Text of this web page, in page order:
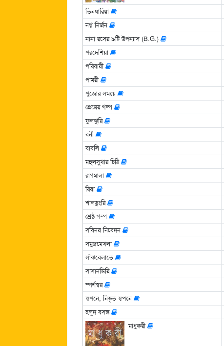
তিনধারিয়া
নগ্ন নির্জন
নানা রসের ৯টি উপন্যাস (B.G.)
পরদেশিয়া
পরিযায়ী
পামরী
পুজোর সময়ে
প্রেমের গল্প
ফুলঝুরি
বনী
বাবলি
মহুলসুখার চিঠি
রাগমালা
রিয়া
শালডুংরি
শ্রেষ্ঠ গল্প
সবিনয় নিবেদন
সমুদ্রমেখলা
সাঁঝবেলাতে
সাসানডিরি
স্পর্শস্বর
স্বপনে, নিভৃত স্বপনে
হলুদ বসন্ত
মাধুকরী